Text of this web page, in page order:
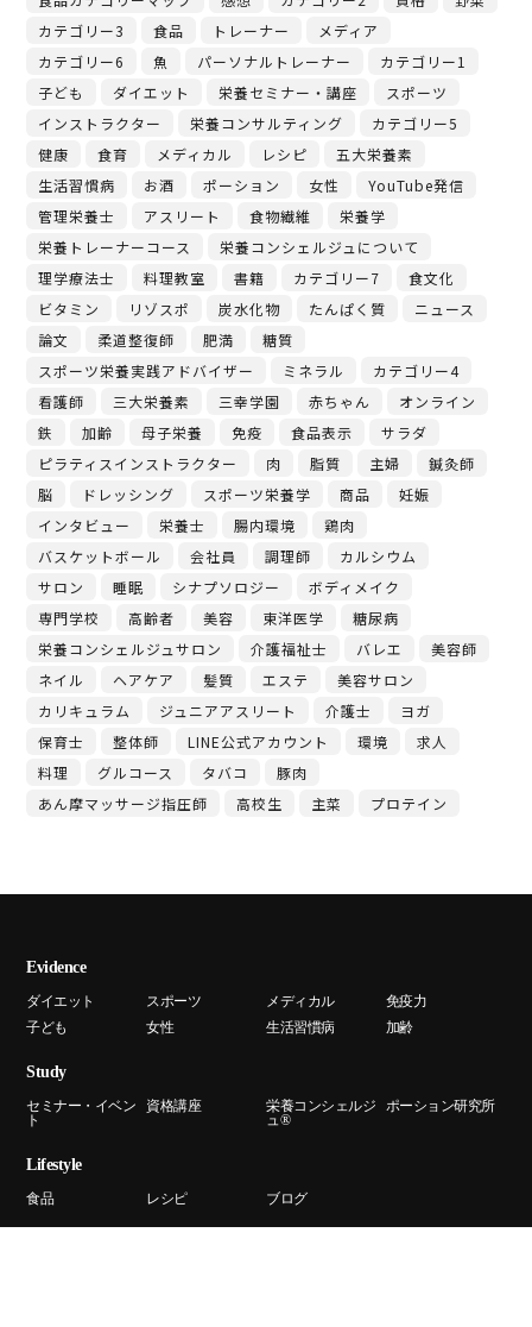
カテゴリー3
食品 トレーナー
メディア
カテゴリー6
魚 パーソナルトレーナー
カテゴリー1
子ども
ダイエット 栄養セミナー・講座
スポーツ
インストラクター
栄養コンサルティング
カテゴリー5
健康
食育 メディカル レシピ
五大栄養素
生活習慣病
お酒 ポーション 女性
YouTube発信
管理栄養士
アスリート 食物繊維
栄養学
栄養トレーナーコース
栄養コンシェルジュについて
理学療法士
料理教室 書籍 カテゴリー7
食文化
ビタミン
リゾスポ 炭水化物 たんぱく質
ニュース
論文
柔道整復師 肥満
糖質
スポーツ栄養実践アドバイザー
ミネラル
カテゴリー4
看護師
三大栄養素 三幸学園 赤ちゃん
オンライン
鉄
加齢 母子栄養 免疫 食品表示
サラダ
ピラティスインストラクター
肉 脂質 主婦
鍼灸師
脳
ドレッシング スポーツ栄養学 商品
妊娠
インタビュー
栄養士 腸内環境
鶏肉
バスケットボール
会社員 調理師
カルシウム
サロン
睡眠 シナプソロジー
ボディメイク
専門学校
高齢者 美容 東洋医学
糖尿病
栄養コンシェルジュサロン
介護福祉士 バレエ
美容師
ネイル
ヘアケア 髪質 エステ
美容サロン
カリキュラム
ジュニアアスリート 介護士
ヨガ
保育士
整体師 LINE公式アカウント 環境
求人
料理
グルコース タバコ
豚肉
あん摩マッサージ指圧師
高校生 主菜 プロテイン
Evidence
ダイエット スポーツ メディカル
免疫力
子ども
女性 生活習慣病 加齢
Study
セミナー・イベン
ト
資格講座
栄養コンシェルジ
ュ®
ポーション研究所
Lifestyle
食品 レシピ ブログ